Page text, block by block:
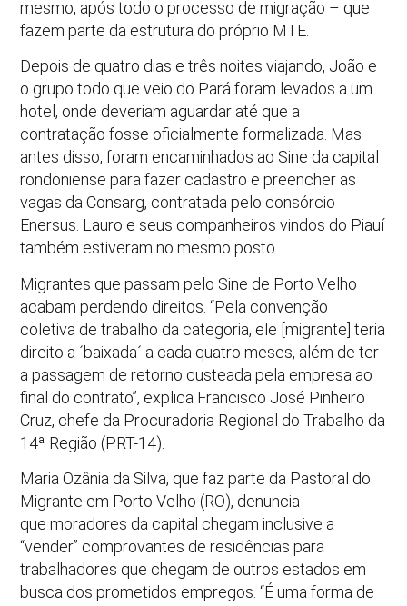
mesmo, após todo o processo de migração – que
fazem parte da estrutura do próprio MTE.
Depois de quatro dias e três noites viajando, João e
o grupo todo que veio do Pará foram levados a um
hotel, onde deveriam aguardar até que a
contratação fosse oficialmente formalizada. Mas
antes disso, foram encaminhados ao Sine da capital
rondoniense para fazer cadastro e preencher as
vagas da Consarg, contratada pelo consórcio
Enersus. Lauro e seus companheiros vindos do Piauí
também estiveram no mesmo posto.
Migrantes que passam pelo Sine de Porto Velho
acabam perdendo direitos. “Pela convenção
coletiva de trabalho da categoria, ele [migrante] teria
direito a ´baixada´ a cada quatro meses, além de ter
a passagem de retorno custeada pela empresa ao
final do contrato”, explica Francisco José Pinheiro
Cruz, chefe da Procuradoria Regional do Trabalho da
14ª Região (PRT-14).
Maria Ozânia da Silva, que faz parte da Pastoral do
Migrante em Porto Velho (RO), denuncia
que moradores da capital chegam inclusive a
“vender” comprovantes de residências para
trabalhadores que chegam de outros estados em
busca dos prometidos empregos. “É uma forma de